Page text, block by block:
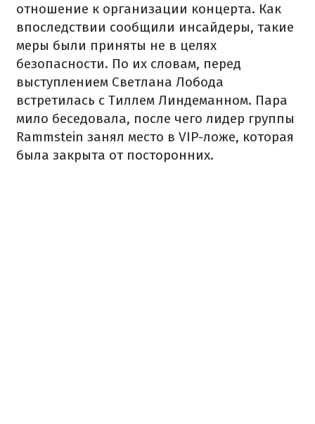
отношение к организации концерта. Как
впоследствии сообщили инсайдеры, такие
меры были приняты не в целях
безопасности. По их словам, перед
выступлением Светлана Лобода
встретилась с Тиллем Линдеманном. Пара
мило беседовала, после чего лидер группы
Rammstein занял место в VIP-ложе, которая
была закрыта от посторонних.